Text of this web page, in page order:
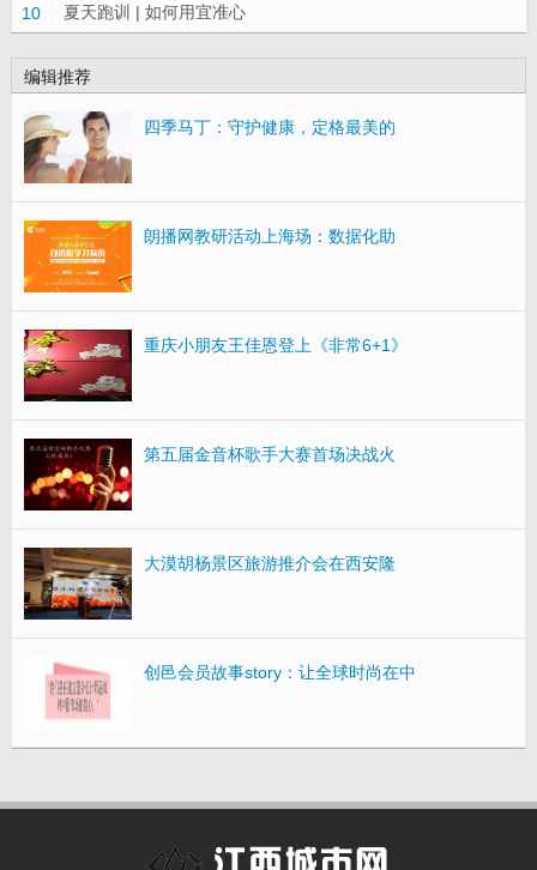
10 夏天跑训 | 如何用宜准心
编辑推荐
四季马丁：守护健康，定格最美的
朗播网教研活动上海场：数据化助
重庆小朋友王佳恩登上《非常6+1》
第五届金音杯歌手大赛首场决战火
大漠胡杨景区旅游推介会在西安隆
创邑会员故事story：让全球时尚在中